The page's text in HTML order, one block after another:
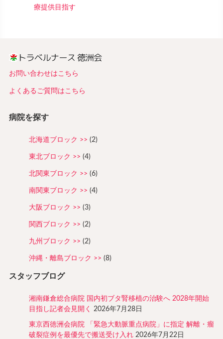
療提供目指す
お問い合わせはこちら
よくあるご質問はこちら
病院を探す
北海道ブロック (2)
東北ブロック (4)
北関東ブロック (6)
南関東ブロック (4)
大阪ブロック (3)
関西ブロック (2)
九州ブロック (2)
沖縄・離島ブロック (8)
スタッフブログ
湘南鎌倉総合病院 国内初ブタ腎移植の治験へ 2028年開始
目指し記者会見開く
2026年7月28日
東京西徳洲会病院 「緊急大動脈重点病院」に指定 解離・瘤
破裂症例を最優先で搬送受け入れ 2026年7月22日